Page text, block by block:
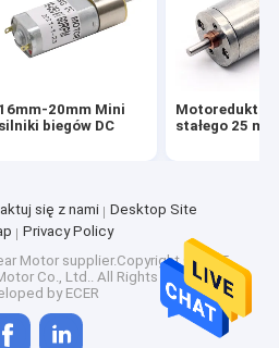
16mm-20mm Mini
silniki biegów DC
Motoreduktor
stałego 25 mm
się z nami
Desktop Site
Privacy Policy
Motor supplier.Copyright © 2025
Co., Ltd.. All Rights Reserved.
byECER